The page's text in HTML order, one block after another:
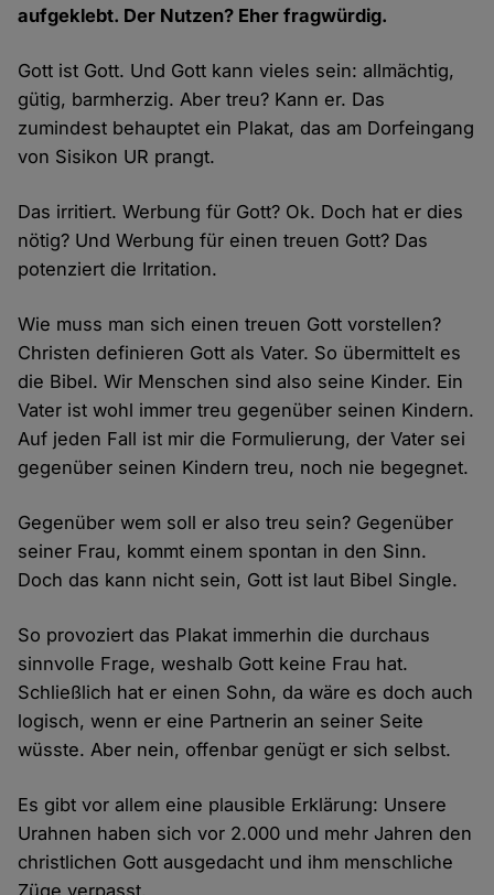
aufgeklebt. Der Nutzen? Eher fragwürdig.
Gott ist Gott. Und Gott kann vieles sein: allmächtig,
gütig, barmherzig. Aber treu? Kann er. Das
zumindest behauptet ein Plakat, das am Dorfeingang
von Sisikon UR prangt.
Das irritiert. Werbung für Gott? Ok. Doch hat er dies
nötig? Und Werbung für einen treuen Gott? Das
potenziert die Irritation.
Wie muss man sich einen treuen Gott vorstellen?
Christen definieren Gott als Vater. So übermittelt es
die Bibel. Wir Menschen sind also seine Kinder. Ein
Vater ist wohl immer treu gegenüber seinen Kindern.
Auf jeden Fall ist mir die Formulierung, der Vater sei
gegenüber seinen Kindern treu, noch nie begegnet.
Gegenüber wem soll er also treu sein? Gegenüber
seiner Frau, kommt einem spontan in den Sinn.
Doch das kann nicht sein, Gott ist laut Bibel Single.
So provoziert das Plakat immerhin die durchaus
sinnvolle Frage, weshalb Gott keine Frau hat.
Schließlich hat er einen Sohn, da wäre es doch auch
logisch, wenn er eine Partnerin an seiner Seite
wüsste. Aber nein, offenbar genügt er sich selbst.
Es gibt vor allem eine plausible Erklärung: Unsere
Urahnen haben sich vor 2.000 und mehr Jahren den
christlichen Gott ausgedacht und ihm menschliche